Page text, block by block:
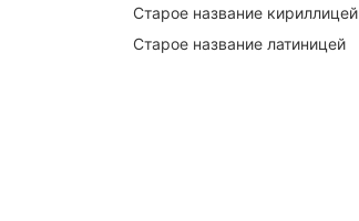
Старое название кириллицей
Старое название латиницей